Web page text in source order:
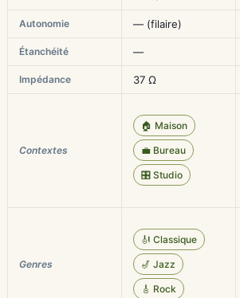
Autonomie — (filaire)
Étanchéité —
Impédance 37 Ω
Contextes
🏠 Maison
💼 Bureau
🎛️ Studio
Genres
🎻 Classique
🎷 Jazz
🎸 Rock